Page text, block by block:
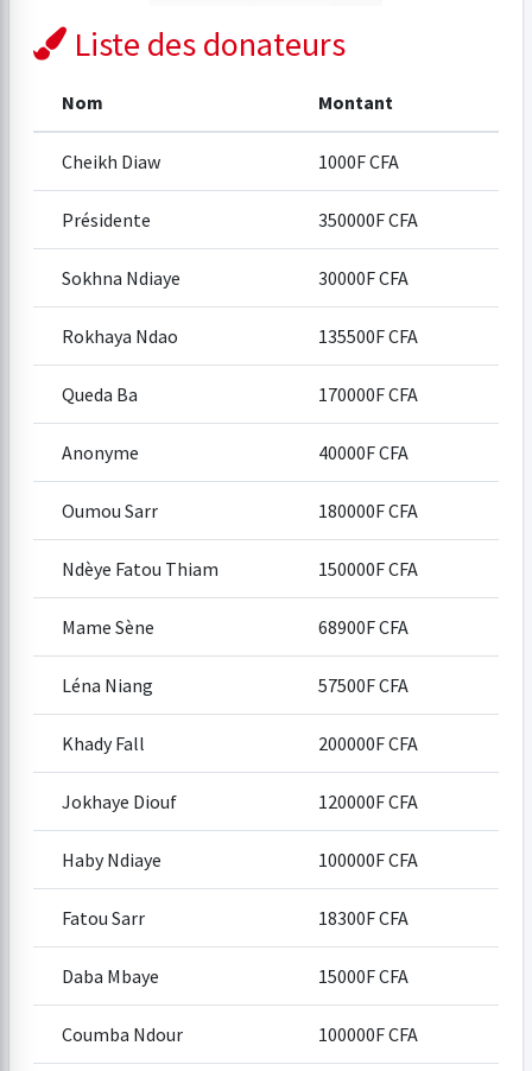
Liste des donateurs
Nom Montant
Cheikh Diaw 1000F CFA
Présidente 350000F CFA
Sokhna Ndiaye 30000F CFA
Rokhaya Ndao 135500F CFA
Queda Ba 170000F CFA
Anonyme 40000F CFA
Oumou Sarr 180000F CFA
Ndèye Fatou Thiam 150000F CFA
Mame Sène 68900F CFA
Léna Niang 57500F CFA
Khady Fall 200000F CFA
Jokhaye Diouf 120000F CFA
Haby Ndiaye 100000F CFA
Fatou Sarr 18300F CFA
Daba Mbaye 15000F CFA
Coumba Ndour 100000F CFA